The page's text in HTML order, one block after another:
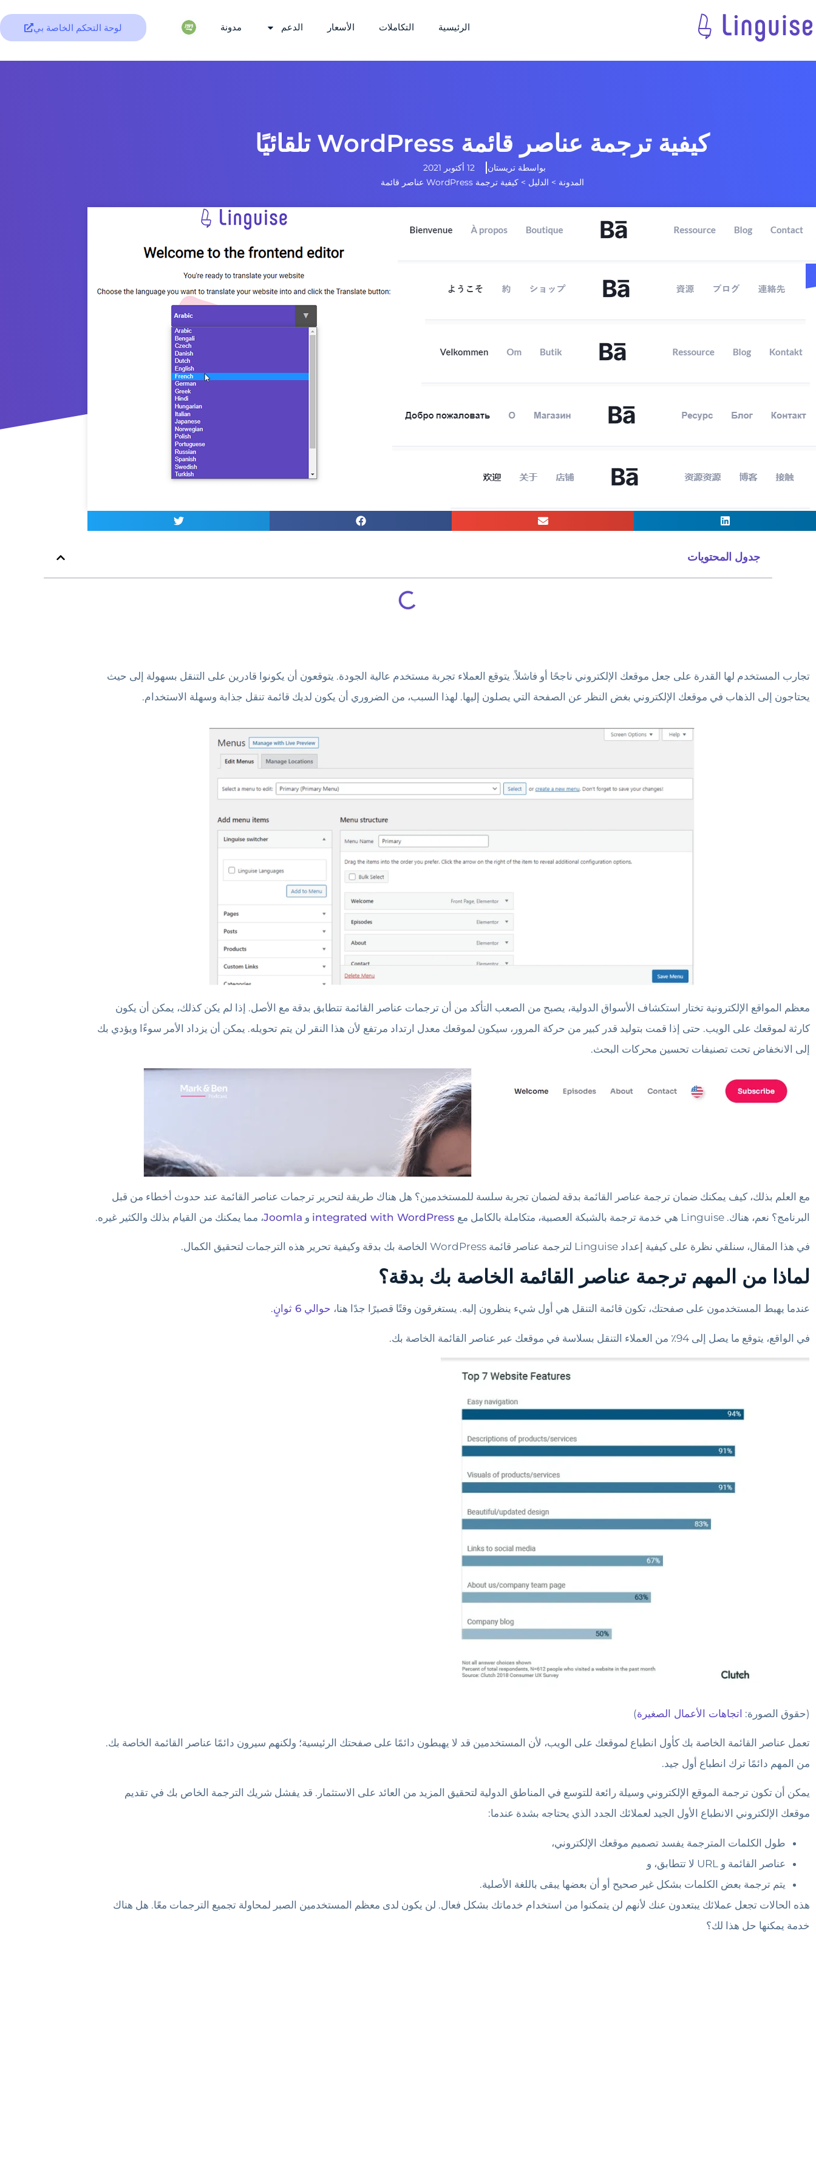
الرئيسية التكاملات الأسعار الدعم مدونة لوحة التحكم الخاصة بي
كيفية ترجمة عناصر قائمة WordPress تلقائيًا
بواسطةتريستان
12 أكتوبر 2021
المدونة > الدليل >كيفية ترجمة WordPress عناصر قائمة
جدول المحتويات
تجارب المستخدم لها القدرة على جعل موقعك الإلكتروني ناجحًا أو فاشلاً. يتوقع العملاء تجربة مستخدم عالية الجودة. يتوقعون أن يكونوا قادرين على التنقل بسهولة إلى حيث
يحتاجون إلى الذهاب في موقعك الإلكتروني بغض النظر عن الصفحة التي يصلون إليها. لهذا السبب، من الضروري أن يكون لديك قائمة تنقل جذابة وسهلة الاستخدام.
معظم المواقع الإلكترونية تختار استكشاف الأسواق الدولية، يصبح من الصعب التأكد من أن ترجمات عناصر القائمة تتطابق بدقة مع الأصل. إذا لم يكن كذلك، يمكن أن يكون
كارثة لموقعك على الويب. حتى إذا قمت بتوليد قدر كبير من حركة المرور، سيكون لموقعك معدل ارتداد مرتفع لأن هذا النقر لن يتم تحويله. يمكن أن يزداد الأمر سوءًا ويؤدي بك
إلى الانخفاض تحت تصنيفات تحسين محركات البحث.
مع العلم بذلك، كيف يمكنك ضمان ترجمة عناصر القائمة بدقة لضمان تجربة سلسة للمستخدمين؟ هل هناك طريقة لتحرير ترجمات عناصر القائمة عند حدوث أخطاء من قبل
البرنامج؟ نعم، هناك. Linguise هي خدمة ترجمة بالشبكة العصبية، متكاملة بالكامل مع
integrated with WordPress و Joomla، مما يمكنك من القيام بذلك والكثير غيره.
في هذا المقال، سنلقي نظرة على كيفية إعداد Linguise لترجمة عناصر قائمة WordPress الخاصة بك بدقة وكيفية تحرير هذه الترجمات لتحقيق الكمال.
لماذا من المهم ترجمة عناصر القائمة الخاصة بك بدقة؟
عندما يهبط المستخدمون على صفحتك، تكون قائمة التنقل هي أول شيء ينظرون إليه. يستغرقون وقتًا قصيرًا جدًا هنا، حوالي 6 ثوانٍ .
في الواقع، يتوقع ما يصل إلى 94٪ من العملاء التنقل بسلاسة في موقعك عبر عناصر القائمة الخاصة بك.
(حقوق الصورة: اتجاهات الأعمال الصغيرة)
تعمل عناصر القائمة الخاصة بك كأول انطباع لموقعك على الويب، لأن المستخدمين قد لا يهبطون دائمًا على صفحتك الرئيسية؛ ولكنهم سيرون دائمًا عناصر القائمة الخاصة بك.
من المهم دائمًا ترك انطباع أول جيد.
يمكن أن تكون ترجمة الموقع الإلكتروني وسيلة رائعة للتوسع في المناطق الدولية لتحقيق المزيد من العائد على الاستثمار. قد يفشل شريك الترجمة الخاص بك في تقديم
موقعك الإلكتروني الانطباع الأول الجيد لعملائك الجدد الذي يحتاجه بشدة عندما:
طول الكلمات المترجمة يفسد تصميم موقعك الإلكتروني،
عناصر القائمة و URL لا تتطابق، و
يتم ترجمة بعض الكلمات بشكل غير صحيح أو أن بعضها يبقى باللغة الأصلية.
هذه الحالات تجعل عملائك يبتعدون عنك لأنهم لن يتمكنوا من استخدام خدماتك بشكل فعال. لن يكون لدى معظم المستخدمين الصبر لمحاولة تجميع الترجمات معًا. هل هناك
خدمة يمكنها حل هذا لك؟